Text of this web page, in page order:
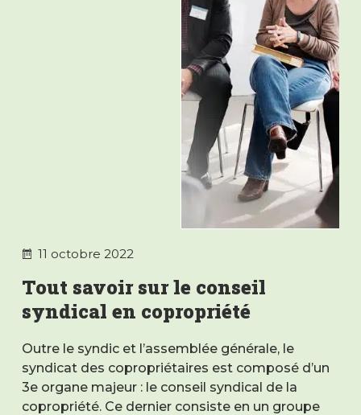
11 octobre 2022
Tout savoir sur le conseil
syndical en copropriété
Outre le syndic et l’assemblée générale, le
syndicat des copropriétaires est composé d’un
3e organe majeur : le conseil syndical de la
copropriété. Ce dernier consiste en un groupe